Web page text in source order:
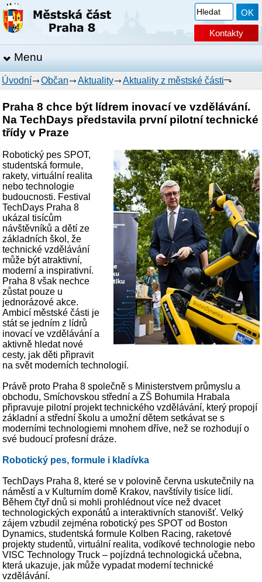
Kontakty
Menu
Úvodní Občan Aktuality Aktuality z městské části
Praha 8 chce být lídrem inovací ve vzdělávání.
Na TechDays představila první pilotní technické
třídy v Praze
Robotický pes SPOT,
studentská formule,
rakety, virtuální realita
nebo technologie
budoucnosti. Festival
TechDays Praha 8
ukázal tisícům
návštěvníků a dětí ze
základních škol, že
technické vzdělávání
může být atraktivní,
moderní a inspirativní.
Praha 8 však nechce
zůstat pouze u
jednorázové akce.
Ambicí městské části je
stát se jedním z lídrů
inovací ve vzdělávání a
aktivně hledat nové
cesty, jak děti připravit
na svět moderních technologií.
Právě proto Praha 8 společně s Ministerstvem průmyslu a
obchodu, Smíchovskou střední a ZŠ Bohumila Hrabala
připravuje pilotní projekt technického vzdělávání, který propojí
základní a střední školu a umožní dětem setkávat se s
moderními technologiemi mnohem dříve, než se rozhodují o
své budoucí profesní dráze.
Robotický pes, formule i kladívka
TechDays Praha 8, které se v polovině června uskutečnily na
náměstí a v Kulturním domě Krakov, navštívily tisíce lidí.
Během čtyř dnů si mohli prohlédnout více než dvacet
technologických exponátů a interaktivních stanovišť. Velký
zájem vzbudil zejména robotický pes SPOT od Boston
Dynamics, studentská formule Kolben Racing, raketové
projekty studentů, virtuální realita, vodíkové technologie nebo
VISC Technology Truck – pojízdná technologická učebna,
která ukazuje, jak může vypadat moderní technické
vzdělávání.